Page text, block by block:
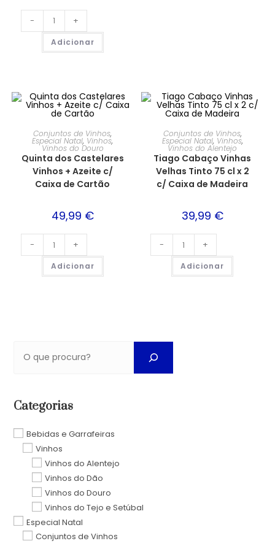
- +
Adicionar
Conjuntos de Vinhos,
Especial Natal, Vinhos,
Vinhos do Douro
Quinta dos Castelares
Vinhos + Azeite c/
Caixa de Cartão
49,99 €
- +
Adicionar
Conjuntos de Vinhos,
Especial Natal, Vinhos,
Vinhos do Alentejo
Tiago Cabaço Vinhas
Velhas Tinto 75 cl x 2
c/ Caixa de Madeira
39,99 €
- +
Adicionar
Categorias
Bebidas e Garrafeiras
Vinhos
Vinhos do Alentejo
Vinhos do Dão
Vinhos do Douro
Vinhos do Tejo e Setúbal
Especial Natal
Conjuntos de Vinhos